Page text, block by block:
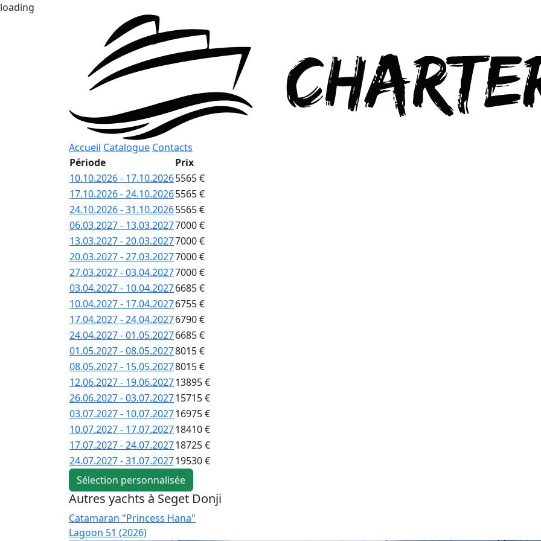
loading
Accueil Catalogue Contacts
Période
Prix
10.10.2026 - 17.10.20265565 €
17.10.2026 - 24.10.20265565 €
24.10.2026 - 31.10.20265565 €
06.03.2027 - 13.03.20277000 €
13.03.2027 - 20.03.20277000 €
20.03.2027 - 27.03.20277000 €
27.03.2027 - 03.04.20277000 €
03.04.2027 - 10.04.20276685 €
10.04.2027 - 17.04.20276755 €
17.04.2027 - 24.04.20276790 €
24.04.2027 - 01.05.20276685 €
01.05.2027 - 08.05.20278015 €
08.05.2027 - 15.05.20278015 €
12.06.2027 - 19.06.202713895 €
26.06.2027 - 03.07.202715715 €
03.07.2027 - 10.07.202716975 €
10.07.2027 - 17.07.202718410 €
17.07.2027 - 24.07.202718725 €
24.07.2027 - 31.07.202719530 €
Sélection personnalisée
Autres yachts à Seget Donji
Catamaran "Princess Hana"
Lagoon 51 (2026)